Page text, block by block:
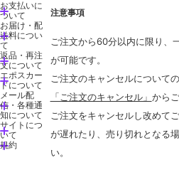
お支払いに
ついて
お届け・配
送料につい
て
返品・再注
文について
エポスカー
ドについて
メール配
信・各種通
知について
サイトにつ
いて
規約
注意事項
ご注文から60分以内に限り、
が可能です。
ご注文のキャンセルについて
「ご注文のキャンセル」 から
ご注文をキャンセルし改めて
が遅れたり、売り切れとなる
い。